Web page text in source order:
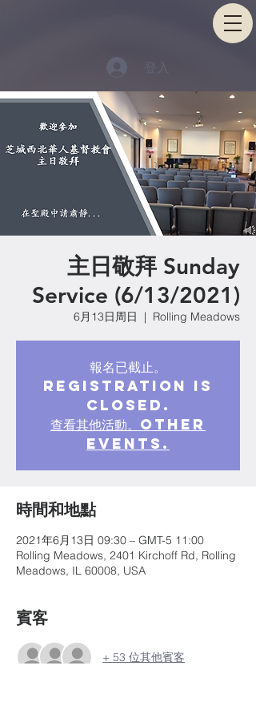
登入
主日敬拜 Sunday
Service (6/13/2021)
6月13日周日
  |
Rolling Meadows
報名已截止。
Registration is
closed.
查看其他活動。Other
events.
時間和地點
2021年6月13日 09:30 – GMT-5 11:00
Rolling Meadows, 2401 Kirchoff Rd, Rolling
Meadows, IL 60008, USA
賓客
+ 53 位其他賓客